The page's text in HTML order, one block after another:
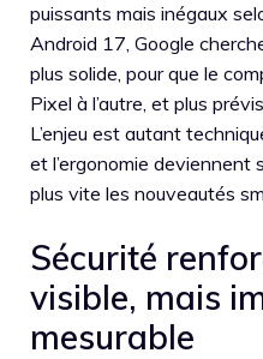
puissants mais inégaux
Android 17, Google
plus solide, pour que le
Pixel à l’autre, et plus
L’enjeu est autant
et l’ergonomie
plus vite les nouveautés
Sécurité
visible, mais
mesurable